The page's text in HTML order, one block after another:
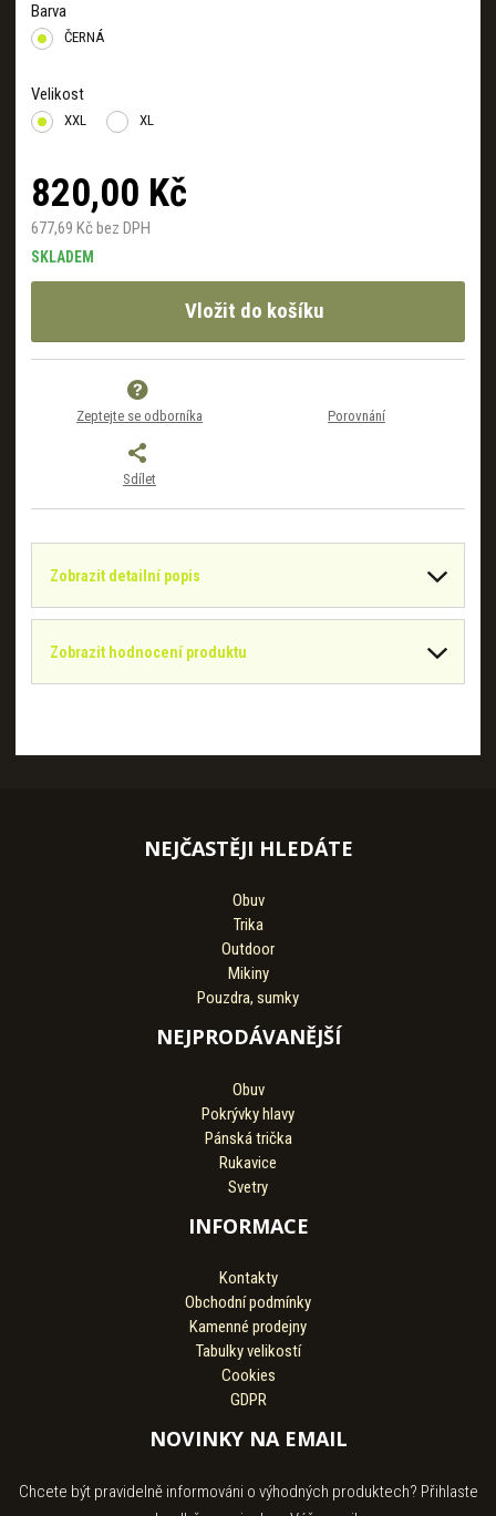
Barva
ČERNÁ
Velikost
XXL XL
820,00 Kč
677,69 Kč bez DPH
SKLADEM
Vložit do košíku
Zeptejte se odborníka Porovnání
Sdílet
Zobrazit detailní popis
Zobrazit hodnocení produktu
NEJČASTĚJI HLEDÁTE
Obuv
Trika
Outdoor
Mikiny
Pouzdra, sumky
NEJPRODÁVANĚJŠÍ
Obuv
Pokrývky hlavy
Pánská trička
Rukavice
Svetry
INFORMACE
Kontakty
Obchodní podmínky
Kamenné prodejny
Tabulky velikostí
Cookies
GDPR
NOVINKY NA EMAIL
Chcete být pravidelně informováni o výhodných produktech? Přihlaste